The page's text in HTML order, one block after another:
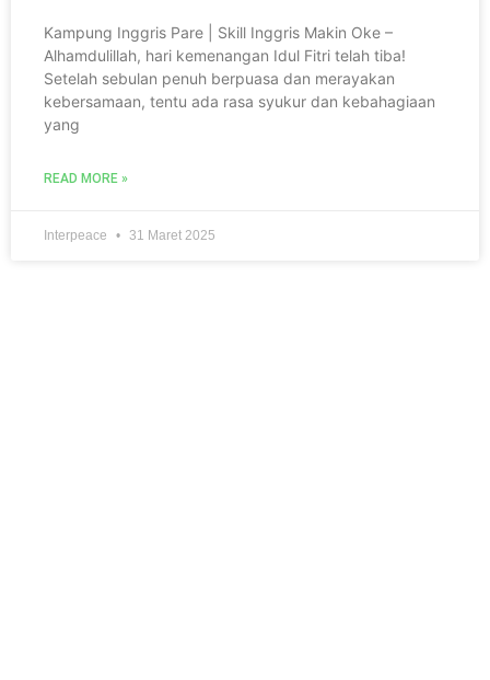
Kampung Inggris Pare | Skill Inggris Makin Oke –
Alhamdulillah, hari kemenangan Idul Fitri telah tiba!
Setelah sebulan penuh berpuasa dan merayakan
kebersamaan, tentu ada rasa syukur dan kebahagiaan
yang
READ MORE »
Interpeace 31 Maret 2025